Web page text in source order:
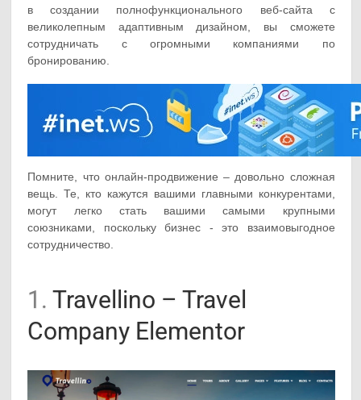
в создании полнофункционального веб-сайта с
великолепным адаптивным дизайном, вы сможете
сотрудничать с огромными компаниями по
бронированию.
Помните, что онлайн-продвижение – довольно сложная
вещь. Те, кто кажутся вашими главными конкурентами,
могут легко стать вашими самыми крупными
союзниками, поскольку бизнес - это взаимовыгодное
сотрудничество.
1. Travellino – Travel
Company Elementor